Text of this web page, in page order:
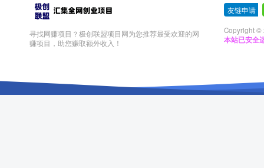
寻找网赚项目？极创联盟项目网为您推荐最受欢迎的网
赚项目，助您赚取额外收入！
友链申请
Copyright ©
本站已安全